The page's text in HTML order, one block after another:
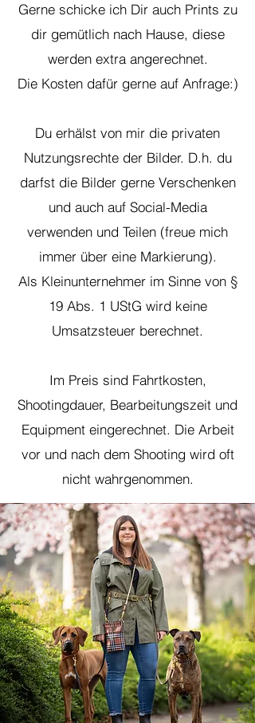
Gerne schicke ich Dir auch Prints zu
dir gemütlich nach Hause, diese
werden extra angerechnet.
Die Kosten dafür gerne auf Anfrage:)
Du erhälst von mir die privaten
Nutzungsrechte der Bilder. D.h. du
darfst die Bilder gerne Verschenken
und auch auf Social-Media
verwenden und Teilen (freue mich
immer über eine Markierung).
Als Kleinunternehmer im Sinne von §
19 Abs. 1 UStG wird keine
Umsatzsteuer berechnet.
Im Preis sind Fahrtkosten,
Shootingdauer, Bearbeitungszeit und
Equipment eingerechnet. Die Arbeit
vor und nach dem Shooting wird oft
nicht wahrgenommen.